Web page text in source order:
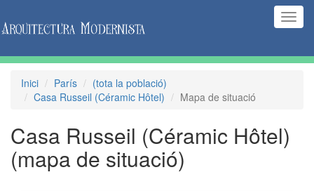
Inici París
(tota la població)
Casa Russeil (Céramic Hôtel)
Mapa de situació
Casa Russeil (Céramic Hôtel)
(mapa de situació)